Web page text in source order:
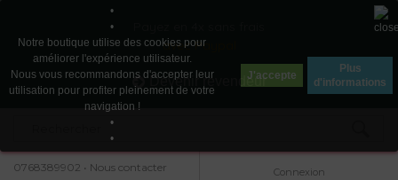
avec Paypal
Devenir revendeur
0768389902 • Nous contacter Connexion
•
•
Notre boutique utilise des cookies pour
améliorer l'expérience utilisateur.
Nous vous recommandons d'accepter leur
utilisation pour profiter pleinement de votre
navigation !
•
•
J'accepte
Plus
d'informations